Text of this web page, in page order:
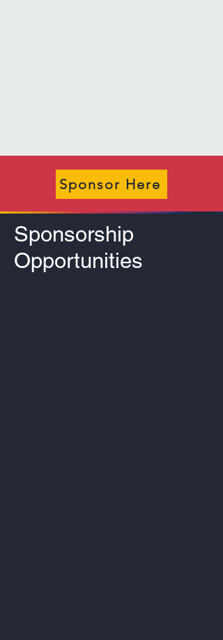
Sponsor Here
Sponsorship
Opportunities